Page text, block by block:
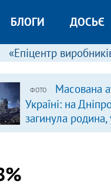
БЛОГИ ДОСЬЄ
«Епіцентр
ФОТО
Масована
Україні: на
загинула родина,
удар по